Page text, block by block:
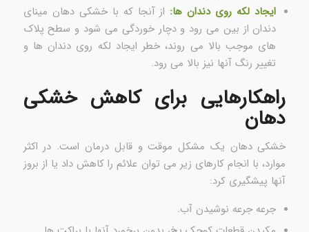
ایجاد لکه روی دندان ها: از آنجا که با خشکی دهان مینای
دندان از بین می رود و دچار خوردگی می شود و سطح پلاک
های موجب بالا می روند، خطر ایجاد لکه روی دندان ها و
تغییر رنگ آنها نیز بالا می رود.
راهکارهایی برای کاهش خشکی
دهان
خشکی دهان یک مشکل موقت و قابل درمان است. در اکثر
موارد، با انجام کارهای زیر می توان علائم را کاهش داد یا از بروز
آنها پیشگیری کرد:
جرعه جرعه نوشیدن آب.